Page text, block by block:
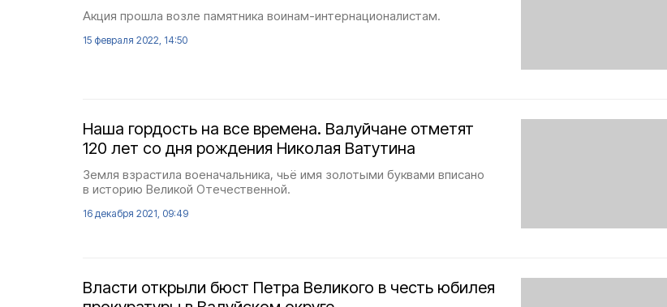
Акция прошла возле памятника воинам-интернационалистам.
15 февраля 2022, 14:50
Наша гордость на все времена. Валуйчане отметят
120 лет со дня рождения Николая Ватутина
Земля взрастила военачальника, чьё имя золотыми буквами вписано
в историю Великой Отечественной.
16 декабря 2021, 09:49
Власти открыли бюст Петра Великого в честь юбилея